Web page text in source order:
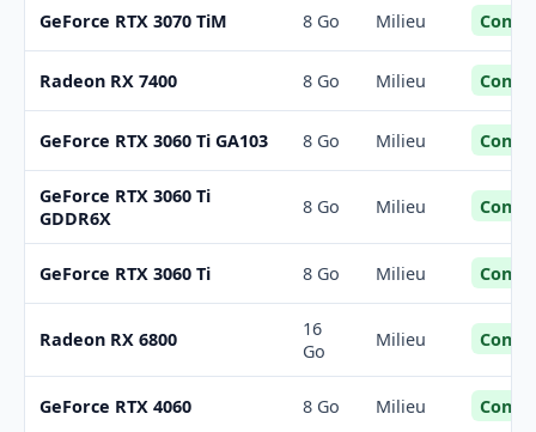
GeForce RTX 3070 TiM 8 Go Milieu
Radeon RX 7400 8 Go Milieu
GeForce RTX 3060 Ti GA103 8 Go Milieu
GeForce RTX 3060 Ti
GDDR6X
8 Go Milieu
GeForce RTX 3060 Ti 8 Go Milieu
Radeon RX 6800
16
Go
Milieu
GeForce RTX 4060 8 Go Milieu